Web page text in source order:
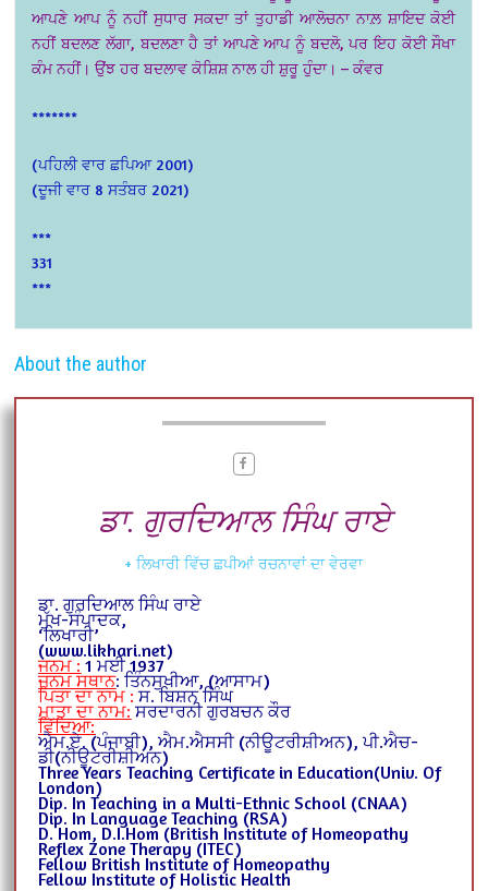
ਆਪਣੇ ਆਪ ਨੂੰ ਨਹੀਂ ਸੁਧਾਰ ਸਕਦਾ ਤਾਂ ਤੁਹਾਡੀ ਆਲੋਚਨਾ ਨਾਲ਼ ਸ਼ਾਇਦ ਕੋਈ
ਨਹੀਂ ਬਦਲਣ ਲੱਗਾ, ਬਦਲਣਾ ਹੈ ਤਾਂ ਆਪਣੇ ਆਪ ਨੂੰ ਬਦਲੋ, ਪਰ ਇਹ ਕੋਈ ਸੌਖਾ
ਕੰਮ ਨਹੀਂ। ਉਂਝ ਹਰ ਬਦਲਾਵ ਕੋਸ਼ਿਸ਼ ਨਾਲ ਹੀ ਸ਼ੁਰੂ ਹੁੰਦਾ। – ਕੰਵਰ
*******
(ਪਹਿਲੀ ਵਾਰ ਛਪਿਆ 2001)
(ਦੂਜੀ ਵਾਰ 8 ਸਤੰਬਰ 2021)
***
331
***
About the author
ਡਾ. ਗੁਰਦਿਆਲ ਸਿੰਘ ਰਾਏ
+ ਲਿਖਾਰੀ ਵਿੱਚ ਛਪੀਆਂ ਰਚਨਾਵਾਂ ਦਾ ਵੇਰਵਾ
ਡਾ. ਗੁਰਦਿਆਲ ਸਿੰਘ ਰਾਏ
ਮੁੱਖ-ਸੰਪਾਦਕ,
‘ਲਿਖਾਰੀ’
(www.likhari.net)
ਜਨਮ : 1 ਮਈ 1937
ਜਨਮ ਸਥਾਨ: ਤਿੰਨਸੁਖੀਆ, (ਆਸਾਮ)
ਪਿਤਾ ਦਾ ਨਾਮ : ਸ. ਬਿਸ਼ਨ ਸਿੰਘ
ਮਾਤਾ ਦਾ ਨਾਮ: ਸਰਦਾਰਨੀ ਗੁਰਬਚਨ ਕੌਰ
ਵਿੱਦਿਆ:
ਐਮ.ਏ. (ਪੰਜਾਬੀ), ਐਮ.ਐਸਸੀ (ਨੀਊਟਰੀਸ਼ੀਅਨ), ਪੀ.ਐਚ-
ਡੀ(ਨੀਊਟਰੀਸ਼ੀਅਨ)
Three Years Teaching Certificate in Education(Univ. Of
London)
Dip. In Teaching in a Multi-Ethnic School (CNAA)
Dip. In Language Teaching (RSA)
D. Hom, D.I.Hom (British Institute of Homeopathy
Reflex Zone Therapy (ITEC)
Fellow British Institute of Homeopathy
Fellow Institute of Holistic Health